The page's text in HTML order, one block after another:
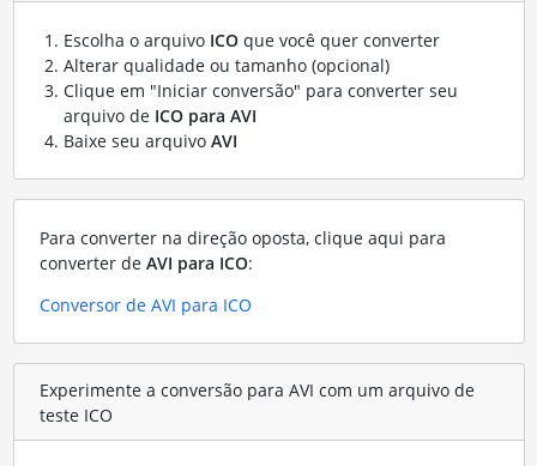
Escolha o arquivo ICOque você quer converter
Alterar qualidade ou tamanho (opcional)
Clique em "Iniciar conversão" para converter seu
arquivo de ICO para AVI
Baixe seu arquivo AVI
Para converter na direção oposta, clique aqui para
converter de AVI para ICO:
Conversor de AVI para ICO
Experimente a conversão para AVI com um arquivo de
teste ICO